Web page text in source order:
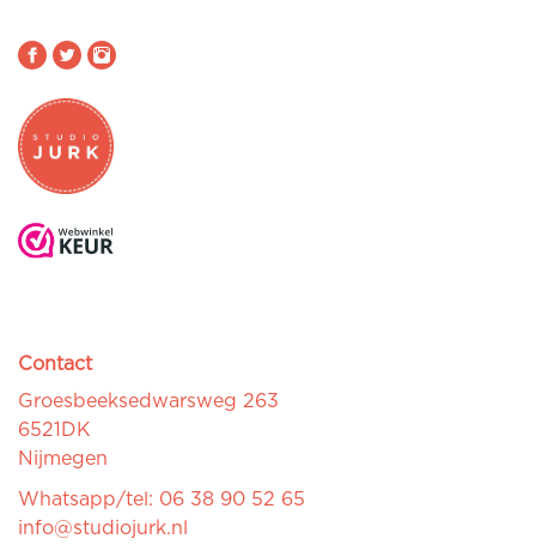
Contact
Groesbeeksedwarsweg 263
6521DK
Nijmegen
Whatsapp/tel: 06 38 90 52 65
info@studiojurk.nl